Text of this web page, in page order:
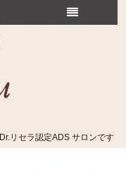
リセラ認定ADS サロンです